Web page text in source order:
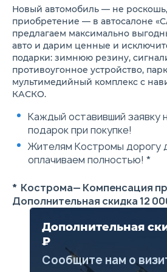
боковые зеркала заднего
вида с электрорегулировкой,
электроприводом
складывания и
повторителями указателей
поворота
Салонное зеркало заднего
вида с электрохромным
покрытием
Трехзонный климат-
контроль
Обивка сидений
перфорированной кожей
Изменяемая длина подушки
водительского сиденья
Электропривод
ми направлениях)
Электрорегулировка
положения поясничной
Третий ряд сидений
Датчик дождя и света
Передние и задние датчики
парковки
Датчики давления в шинах
Дополнительная
₽
Сообщите нам о
Новый автомобиль — не роскошь,
приобретение — в автосалоне
предлагаем максимально
авто и дарим ценные и
подарки: зимнюю резину,
противоугонное устройство,
мультимедийный комплекс с
КАСКО.
Каждый оставивший заявку
подарок при покупке!
Жителям Костромы дорогу
оплачиваем полностью! *
* Кострома— Компенсация
Дополнительная скидка 12